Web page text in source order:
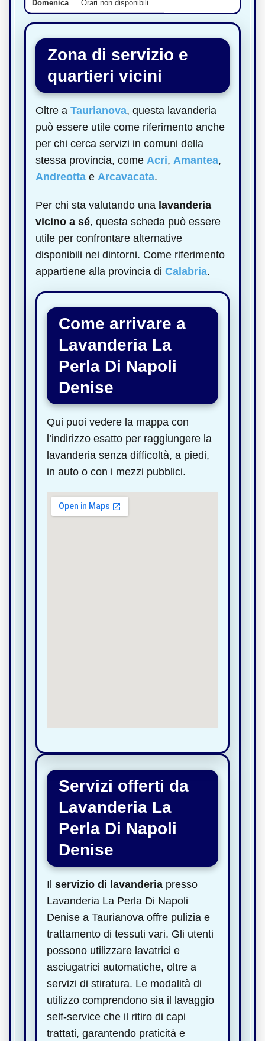
Domenica Orari non disponibili
Zona di servizio e
quartieri vicini
Oltre a Taurianova, questa lavanderia
può essere utile come riferimento anche
per chi cerca servizi in comuni della
stessa provincia, come Acri, Amantea,
Andreotta e Arcavacata.
Per chi sta valutando una lavanderia
vicino a sé, questa scheda può essere
utile per confrontare alternative
disponibili nei dintorni. Come riferimento
appartiene alla provincia di Calabria.
Come arrivare a
Lavanderia La
Perla Di Napoli
Denise
Qui puoi vedere la mappa con
l’indirizzo esatto per raggiungere la
lavanderia senza difficoltà, a piedi,
in auto o con i mezzi pubblici.
Servizi offerti da
Lavanderia La
Perla Di Napoli
Denise
Il servizio di lavanderia presso
Lavanderia La Perla Di Napoli
Denise a Taurianova offre pulizia e
trattamento di tessuti vari. Gli utenti
possono utilizzare lavatrici e
asciugatrici automatiche, oltre a
servizi di stiratura. Le modalità di
utilizzo comprendono sia il lavaggio
self-service che il ritiro di capi
trattati, garantendo praticità e